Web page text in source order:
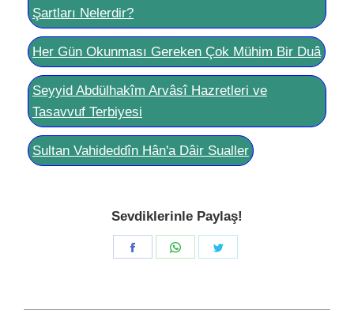
Şartları Nelerdir?
Her Gün Okunması Gereken Çok Mühim Bir Duâ
Seyyid Abdülhakîm Arvâsî Hazretleri ve
Tasavvuf Terbiyesi
Sultan Vahideddîn Hân'a Dâir Sualler
Sevdiklerinle Paylaş!
Share
Share